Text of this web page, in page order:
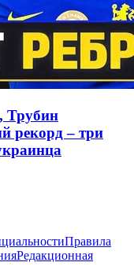
Трубин
рекорд – три
Правила
Редакционная